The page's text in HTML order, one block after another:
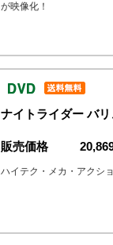
が映像化！
ナイトライダー バ
販売価格
ハイテク・メカ・アクシ